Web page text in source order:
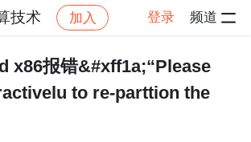
技术 加入 登录 频道
边缘计算技术 帖子详情
x86报错&#xff1a;“Please
to re-parttion the